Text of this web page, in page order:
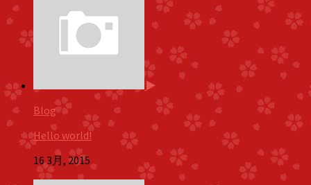
Blog
Hello world!
16 3月, 2015